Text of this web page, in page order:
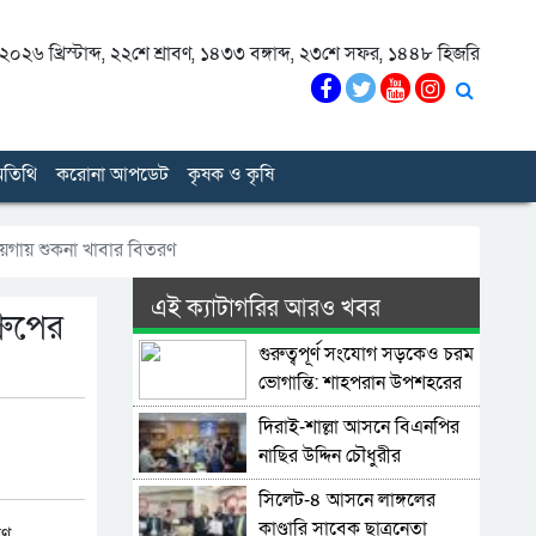
খ্রিস্টাব্দ, ২২শে শ্রাবণ, ১৪৩৩ বঙ্গাব্দ, ২৩শে সফর, ১৪৪৮ হিজরি
করোনা আপডেট কৃষক ও কৃষি
শুকনা খাবার বিতরণ
এই ক্যাটাগরির আরও খবর
গুরুত্বপূর্ণ সংযোগ সড়কেও চরম
ভোগান্তি: শাহপরান উপশহরের
রাস্তাঘাট সংস্কারের দাবি
দিরাই-শাল্লা আসনে বিএনপির
নাছির উদ্দিন চৌধুরীর
মনোনয়নপত্র সংগ্রহ
সিলেট-৪ আসনে লাঙ্গলের
কাণ্ডারি সাবেক ছাত্রনেতা